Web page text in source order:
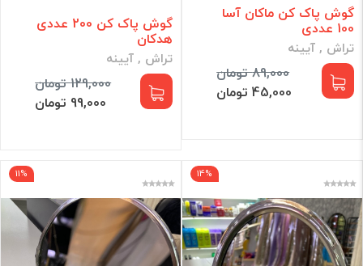
گوش پاک کن ماکان آسا
100 عددی
تراش , آیینه
89,000 تومان
45,000 تومان
گوش پاک کن 200 عددی
هدکان
تراش , آیینه
129,000 تومان
99,000 تومان
14%
11%